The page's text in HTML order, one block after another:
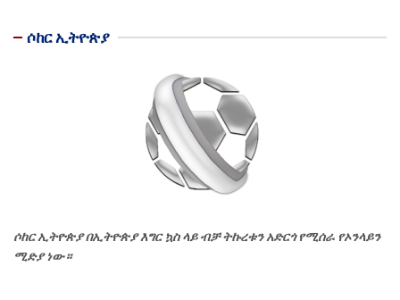
ሶከር ኢትዮጵያ
ሶከር ኢትዮጵያ በኢትዮጵያ እግር ኳስ ላይ ብቻ ትኩረቱን አድርጎ የሚሰራ የኦንላይን
ሚድያ ነው።